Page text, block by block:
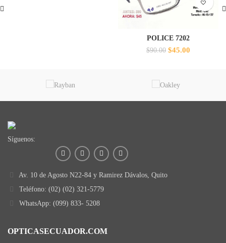
POLICE 7202
$90.00 El
$90.00.
$45.00
Síguenos:
Av. 10 de Agosto N22-84 y Ramirez Dávalos, Quito
Teléfono: (02) (02) 321-5779
WhatsApp: (099) 833- 5208
OPTICASECUADOR.COM